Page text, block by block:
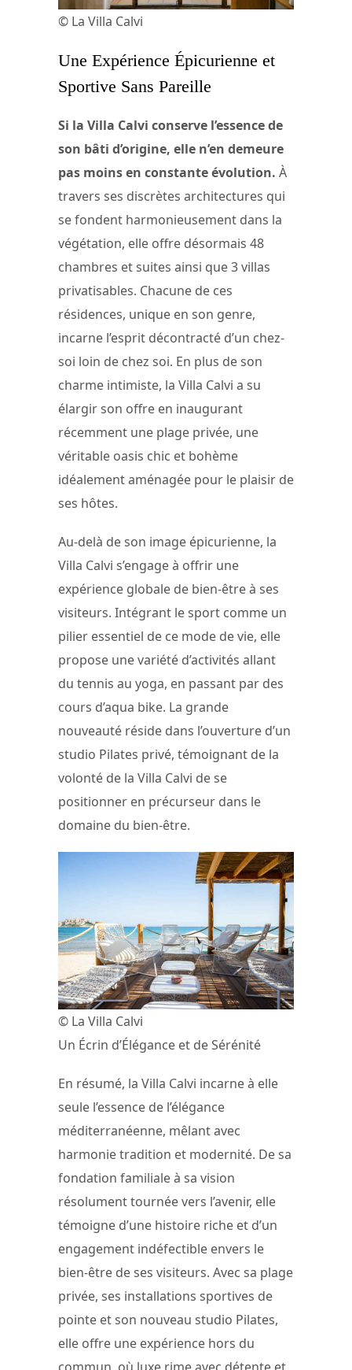
© La Villa Calvi
Une Expérience Épicurienne et
Sportive Sans Pareille
Si la Villa Calvi conserve l’essence de
son bâti d’origine, elle n’en demeure
pas moins en constante évolution. À
travers ses discrètes architectures qui
se fondent harmonieusement dans la
végétation, elle offre désormais 48
chambres et suites ainsi que 3 villas
privatisables. Chacune de ces
résidences, unique en son genre,
incarne l’esprit décontracté d’un chez-
soi loin de chez soi. En plus de son
charme intimiste, la Villa Calvi a su
élargir son offre en inaugurant
récemment une plage privée, une
véritable oasis chic et bohème
idéalement aménagée pour le plaisir de
ses hôtes.
Au-delà de son image épicurienne, la
Villa Calvi s’engage à offrir une
expérience globale de bien-être à ses
visiteurs. Intégrant le sport comme un
pilier essentiel de ce mode de vie, elle
propose une variété d’activités allant
du tennis au yoga, en passant par des
cours d’aqua bike. La grande
nouveauté réside dans l’ouverture d’un
studio Pilates privé, témoignant de la
volonté de la Villa Calvi de se
positionner en précurseur dans le
domaine du bien-être.
© La Villa Calvi
Un Écrin d’Élégance et de Sérénité
En résumé, la Villa Calvi incarne à elle
seule l’essence de l’élégance
méditerranéenne, mêlant avec
harmonie tradition et modernité. De sa
fondation familiale à sa vision
résolument tournée vers l’avenir, elle
témoigne d’une histoire riche et d’un
engagement indéfectible envers le
bien-être de ses visiteurs. Avec sa plage
privée, ses installations sportives de
pointe et son nouveau studio Pilates,
elle offre une expérience hors du